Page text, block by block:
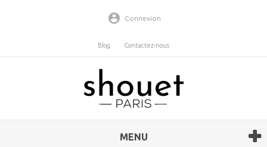
Connexion
Blog Contactez-nous
MENU